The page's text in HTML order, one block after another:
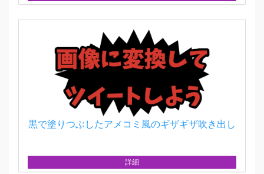
黒で塗りつぶしたアメコミ風のギザギザ吹き出し
詳細